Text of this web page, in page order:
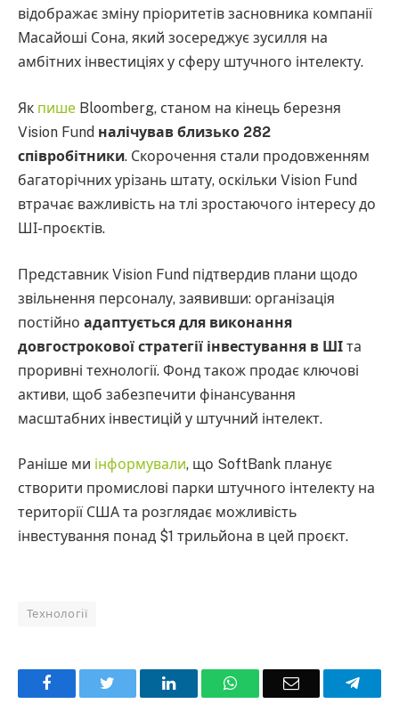
відображає зміну пріоритетів засновника компанії
Масайоші Сона, який зосереджує зусилля на
амбітних інвестиціях у сферу штучного інтелекту.
Як пише Bloomberg, станом на кінець березня
Vision Fund налічував близько 282
співробітники. Скорочення стали продовженням
багаторічних урізань штату, оскільки Vision Fund
втрачає важливість на тлі зростаючого інтересу до
ШІ-проєктів.
Представник Vision Fund підтвердив плани щодо
звільнення персоналу, заявивши: організація
постійно адаптується для виконання
довгострокової стратегії інвестування в ШІ та
проривні технології. Фонд також продає ключові
активи, щоб забезпечити фінансування
масштабних інвестицій у штучний інтелект.
Раніше ми інформували, що SoftBank планує
створити промислові парки штучного інтелекту на
території США та розглядає можливість
інвестування понад $1 трильйона в цей проєкт.
Технології
Facebook LinkedInWhatsAppEmail